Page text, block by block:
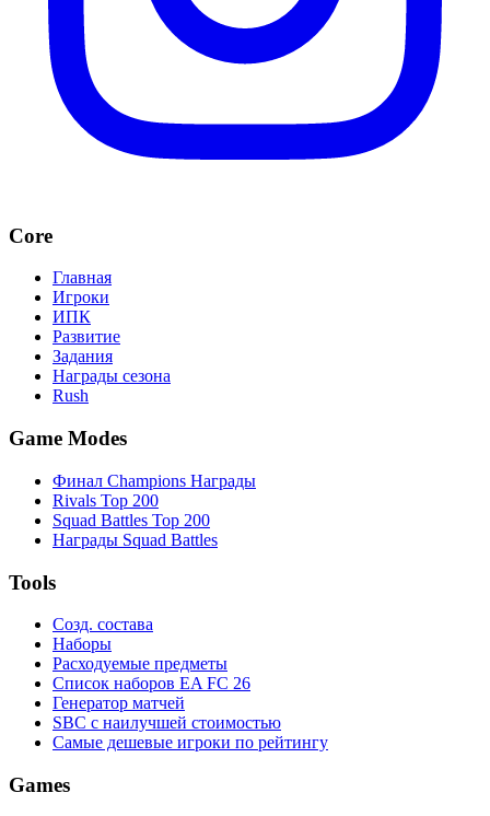
Core
Главная
Игроки
ИПК
Развитие
Задания
Награды сезона
Rush
Game Modes
Финал Champions Награды
Rivals Top 200
Squad Battles Top 200
Награды Squad Battles
Tools
Созд. состава
Наборы
Расходуемые предметы
Список наборов EA FC 26
Генератор матчей
SBC с наилучшей стоимостью
Самые дешевые игроки по рейтингу
Games